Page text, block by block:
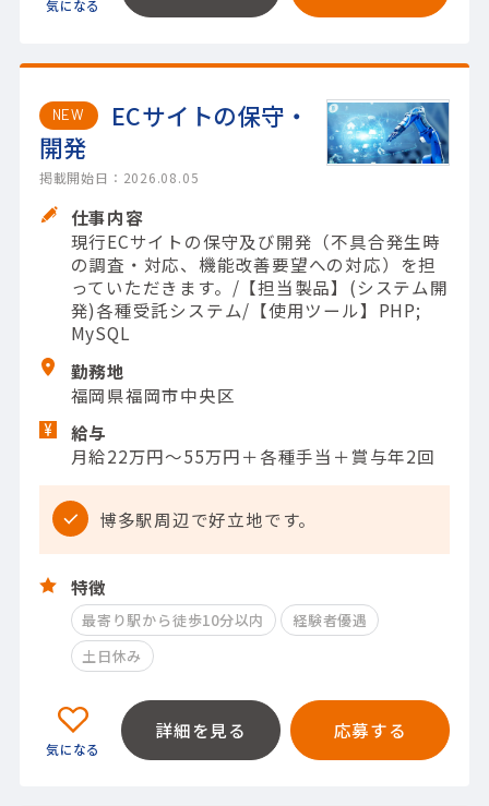
NEW
ECサイトの保守・
開発
掲載開始日：2026.08.05
仕事内容
現行ECサイトの保守及び開発（不具合発生時
の調査・対応、機能改善要望への対応）を担
っていただきます。/【担当製品】(システム開
発)各種受託システム/【使用ツール】PHP;
MySQL
勤務地
福岡県福岡市中央区
給与
月給22万円～55万円＋各種手当＋賞与年2回
博多駅周辺で好立地です。
特徴
最寄り駅から徒歩10分以内
経験者優遇
土日休み
詳細を見る 応募する